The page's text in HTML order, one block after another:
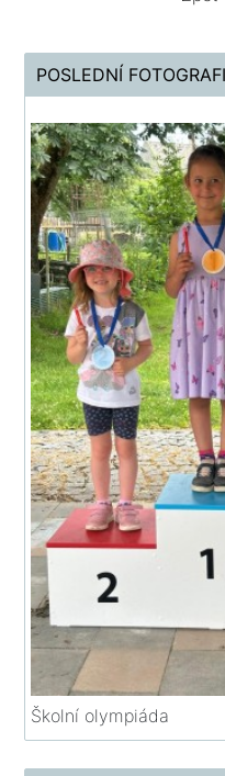
POSLEDNÍ
Školní olympiáda